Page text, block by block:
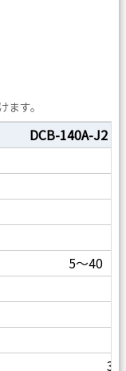
す。
DCB-140A-J2
5～40（